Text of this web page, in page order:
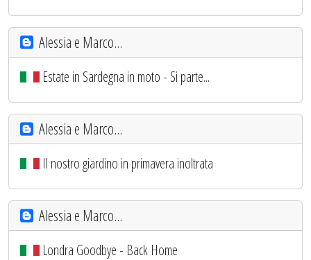
Alessia e Marco...
Estate in Sardegna in moto - Si parte...
Alessia e Marco...
Il nostro giardino in primavera inoltrata
Alessia e Marco...
Londra Goodbye - Back Home